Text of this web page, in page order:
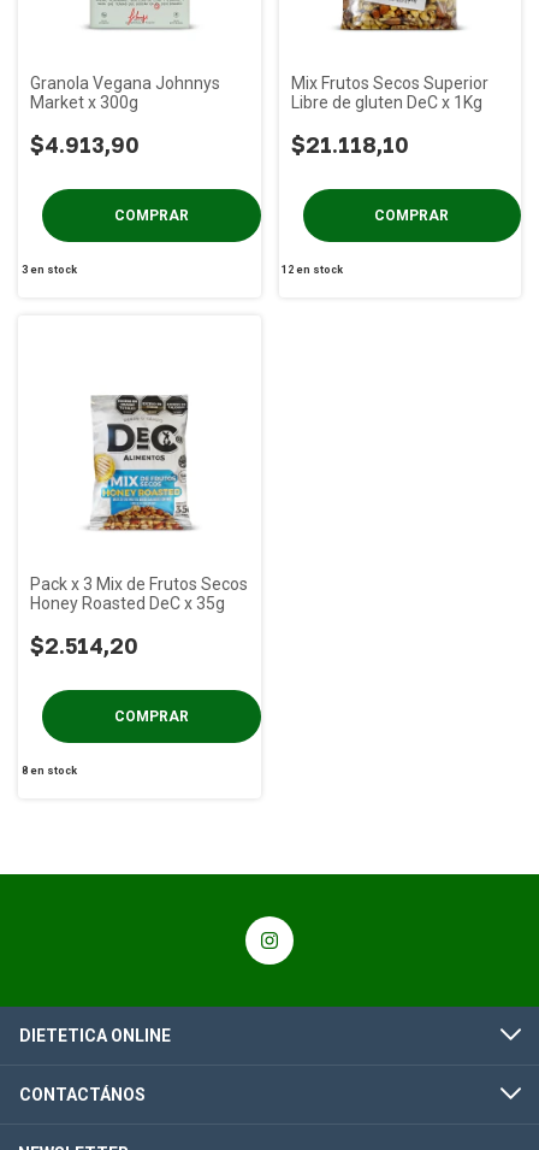
Granola Vegana Johnnys
Market x 300g
$4.913,90
3en stock
Mix Frutos Secos Superior
Libre de gluten DeC x 1Kg
$21.118,10
12 en stock
Pack x 3 Mix de Frutos Secos
Honey Roasted DeC x 35g
$2.514,20
8en stock
DIETETICA ONLINE
CONTACTÁNOS